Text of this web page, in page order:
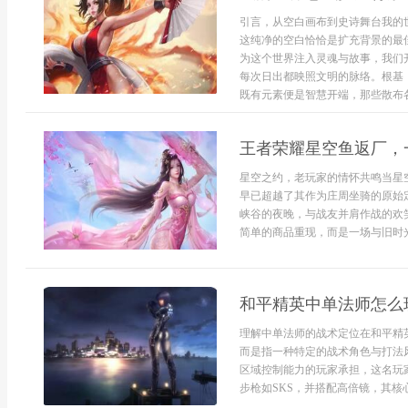
引言，从空白画布到史诗舞台我
这纯净的空白恰恰是扩充背景的
为这个世界注入灵魂与故事，我
每次日出都映照文明的脉络。根
既有元素便是智慧开端，那些散布
王者荣耀星空鱼返厂
星空之约，老玩家的情怀共鸣当
早已超越了其作为庄周坐骑的原
峡谷的夜晚，与战友并肩作战的
简单的商品重现，而是一场与旧
和平精英中单法师怎
理解中单法师的战术定位在和平
而是指一种特定的战术角色与打
区域控制能力的玩家承担，这名
步枪如SKS，并搭配高倍镜，其